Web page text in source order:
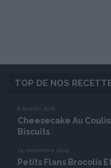
TOP DE NOS
6 février 2026
Cheesecake Au
Biscuits
14 novembre 2024
Petits Flans Brocolis